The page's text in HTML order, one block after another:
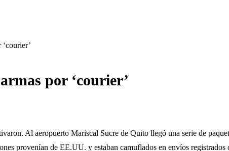
por ‘courier’
Al aeropuerto Mariscal Sucre de Quito llegó una serie de
provenían de EE.UU. y estaban camuflados en envíos registrados